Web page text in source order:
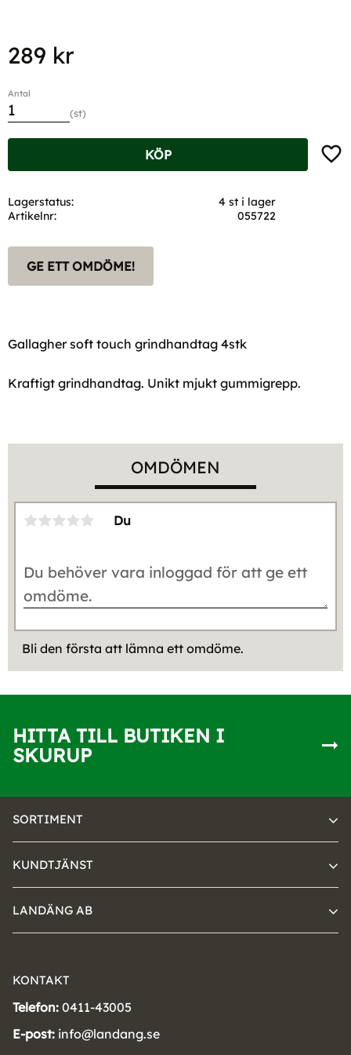
289 kr
Antal
st
KÖP
Lagerstatus
4 st i lager
Artikelnr
055722
GE ETT OMDÖME!
Gallagher soft touch grindhandtag 4stk
Kraftigt grindhandtag. Unikt mjukt gummigrepp.
OMDÖMEN
Du
Bli den första att lämna ett omdöme.
HITTA TILL BUTIKEN I
SKURUP
SORTIMENT
KUNDTJÄNST
LANDÄNG AB
KONTAKT
Telefon: 0411-43005
E-post: info@landang.se